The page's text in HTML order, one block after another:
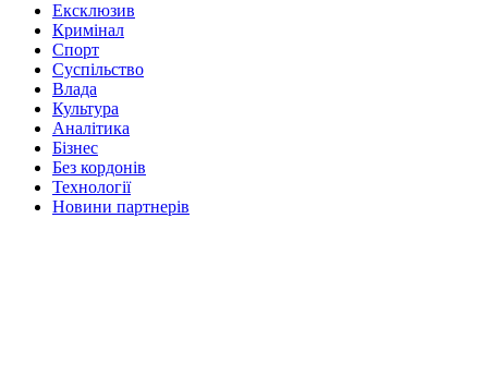
Ексклюзив
Кримінал
Спорт
Суспільство
Влада
Культура
Аналітика
Бізнес
Без кордонів
Технології
Новини партнерів